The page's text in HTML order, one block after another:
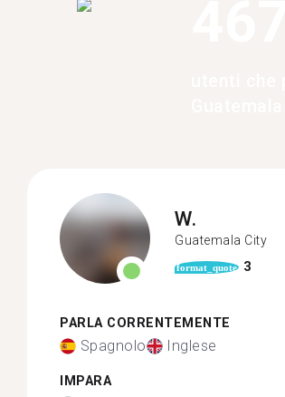
W.
Guatemala City
format_quote 3
PARLA CORRENTEMENTE
Spagnolo Inglese
IMPARA